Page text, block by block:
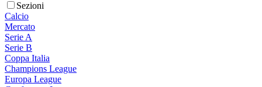
Sezioni
Calcio
Mercato
Serie A
Serie B
Coppa Italia
Champions League
Europa League